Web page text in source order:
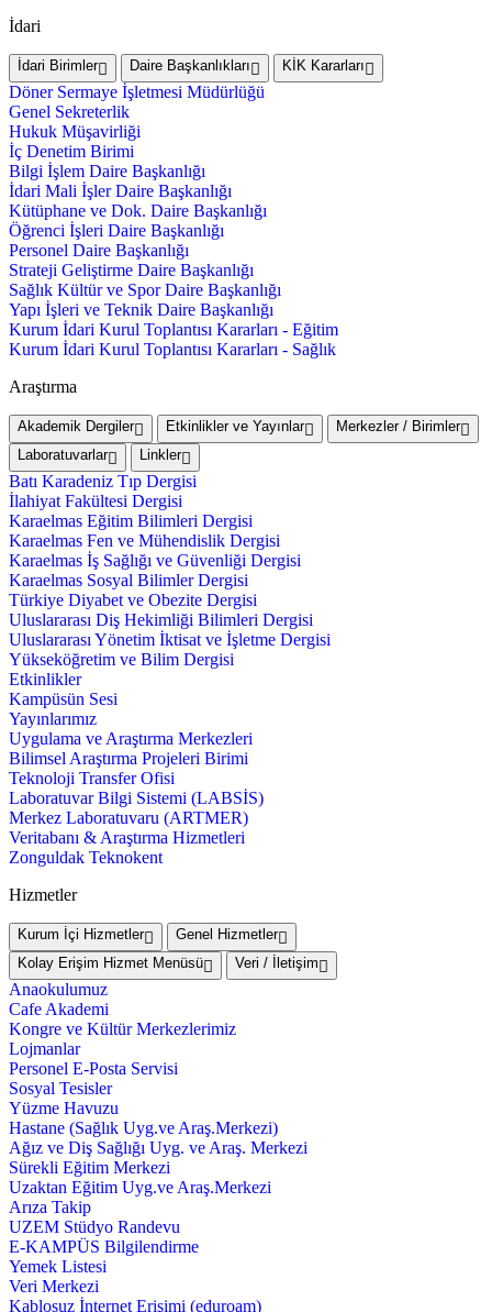
İdari
İdari Birimler Daire Başkanlıkları KİK Kararları
Döner Sermaye İşletmesi Müdürlüğü
Genel Sekreterlik
Hukuk Müşavirliği
İç Denetim Birimi
Bilgi İşlem Daire Başkanlığı
İdari Mali İşler Daire Başkanlığı
Kütüphane ve Dok. Daire Başkanlığı
Öğrenci İşleri Daire Başkanlığı
Personel Daire Başkanlığı
Strateji Geliştirme Daire Başkanlığı
Sağlık Kültür ve Spor Daire Başkanlığı
Yapı İşleri ve Teknik Daire Başkanlığı
Kurum İdari Kurul Toplantısı Kararları - Eğitim
Kurum İdari Kurul Toplantısı Kararları - Sağlık
Araştırma
Akademik Dergiler Etkinlikler ve Yayınlar
Merkezler / Birimler
Laboratuvarlar
Linkler
Batı Karadeniz Tıp Dergisi
İlahiyat Fakültesi Dergisi
Karaelmas Eğitim Bilimleri Dergisi
Karaelmas Fen ve Mühendislik Dergisi
Karaelmas İş Sağlığı ve Güvenliği Dergisi
Karaelmas Sosyal Bilimler Dergisi
Türkiye Diyabet ve Obezite Dergisi
Uluslararası Diş Hekimliği Bilimleri Dergisi
Uluslararası Yönetim İktisat ve İşletme Dergisi
Yükseköğretim ve Bilim Dergisi
Etkinlikler
Kampüsün Sesi
Yayınlarımız
Uygulama ve Araştırma Merkezleri
Bilimsel Araştırma Projeleri Birimi
Teknoloji Transfer Ofisi
Laboratuvar Bilgi Sistemi (LABSİS)
Merkez Laboratuvaru (ARTMER)
Veritabanı & Araştırma Hizmetleri
Zonguldak Teknokent
Hizmetler
Kurum İçi Hizmetler
Genel Hizmetler
Kolay Erişim Hizmet Menüsü
Veri / İletişim
Anaokulumuz
Cafe Akademi
Kongre ve Kültür Merkezlerimiz
Lojmanlar
Personel E-Posta Servisi
Sosyal Tesisler
Yüzme Havuzu
Hastane (Sağlık Uyg.ve Araş.Merkezi)
Ağız ve Diş Sağlığı Uyg. ve Araş. Merkezi
Sürekli Eğitim Merkezi
Uzaktan Eğitim Uyg.ve Araş.Merkezi
Arıza Takip
UZEM Stüdyo Randevu
E-KAMPÜS Bilgilendirme
Yemek Listesi
Veri Merkezi
Kablosuz İnternet Erişimi (eduroam)